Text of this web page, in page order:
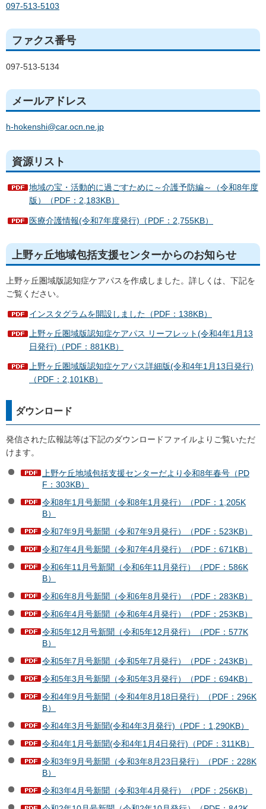
097-513-5103
ファクス番号
097-513-5134
メールアドレス
h-hokenshi@car.ocn.ne.jp
資源リスト
地域の宝・活動的に過ごすために～介護予防編～（令和8年度
版）（PDF：2,183KB）
医療介護情報(令和7年度発行)（PDF：2,755KB）
上野ヶ丘地域包括支援センターからのお知らせ
上野ヶ丘圏域版認知症ケアパスを作成しました。詳しくは、下記を
ご覧ください。
インスタグラムを開設しました（PDF：138KB）
上野ヶ丘圏域版認知症ケアパス リーフレット(令和4年1月13
日発行)（PDF：881KB）
上野ヶ丘圏域版認知症ケアパス詳細版(令和4年1月13日発行)
（PDF：2,101KB）
ダウンロード
発信された広報誌等は下記のダウンロードファイルよりご覧いただ
けます。
上野ケ丘地域包括支援センターだより令和8年春号（PD
F：303KB）
令和8年1月号新聞（令和8年1月発行）（PDF：1,205K
B）
令和7年9月号新聞（令和7年9月発行）（PDF：523KB）
令和7年4月号新聞（令和7年4月発行）（PDF：671KB）
令和6年11月号新聞（令和6年11月発行）（PDF：586K
B）
令和6年8月号新聞（令和6年8月発行）（PDF：283KB）
令和6年4月号新聞（令和6年4月発行）（PDF：253KB）
令和5年12月号新聞（令和5年12月発行）（PDF：577K
B）
令和5年7月号新聞（令和5年7月発行）（PDF：243KB）
令和5年3月号新聞（令和5年3月発行）（PDF：694KB）
令和4年9月号新聞（令和4年8月18日発行）（PDF：296K
B）
令和4年3月号新聞(令和4年3月発行)（PDF：1,290KB）
令和4年1月号新聞(令和4年1月4日発行)（PDF：311KB）
令和3年9月号新聞（令和3年8月23日発行）（PDF：228K
B）
令和3年4月号新聞（令和3年4月発行）（PDF：256KB）